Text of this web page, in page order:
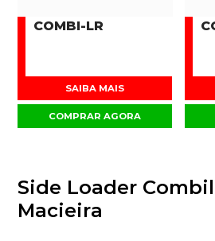
COMBI-LR
SAIBA MAIS
COMPRAR AGORA
Side Loader
Macieira